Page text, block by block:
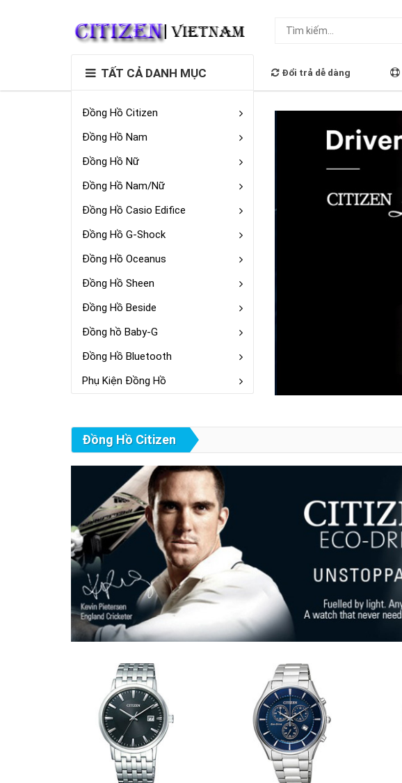
TẤT CẢ DANH MỤC Đổi trả dễ dàng
Đồng Hồ Citizen
Đồng Hồ Nam
Đồng Hồ Nữ
Đồng Hồ Nam/Nữ
Đồng Hồ Casio Edifice
Đồng Hồ G-Shock
Đồng Hồ Oceanus
Đồng Hồ Sheen
Đồng Hồ Beside
Đồng hồ Baby-G
Đồng Hồ Bluetooth
Phụ Kiện Đồng Hồ
Đồng Hồ Citizen